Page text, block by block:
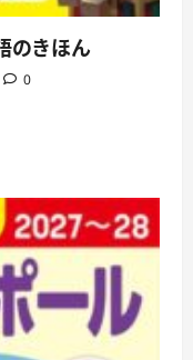
のきほん
0